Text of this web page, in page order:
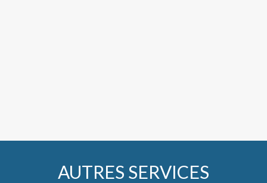
AUTRES SERVICES